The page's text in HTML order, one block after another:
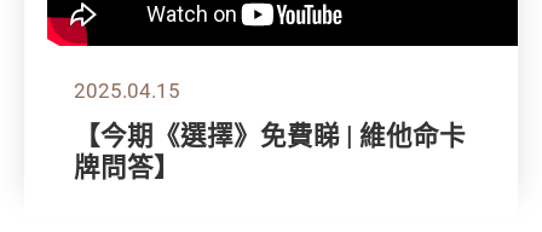
2025.04.15
【今期《選擇》免費睇 | 維他命卡
牌問答】